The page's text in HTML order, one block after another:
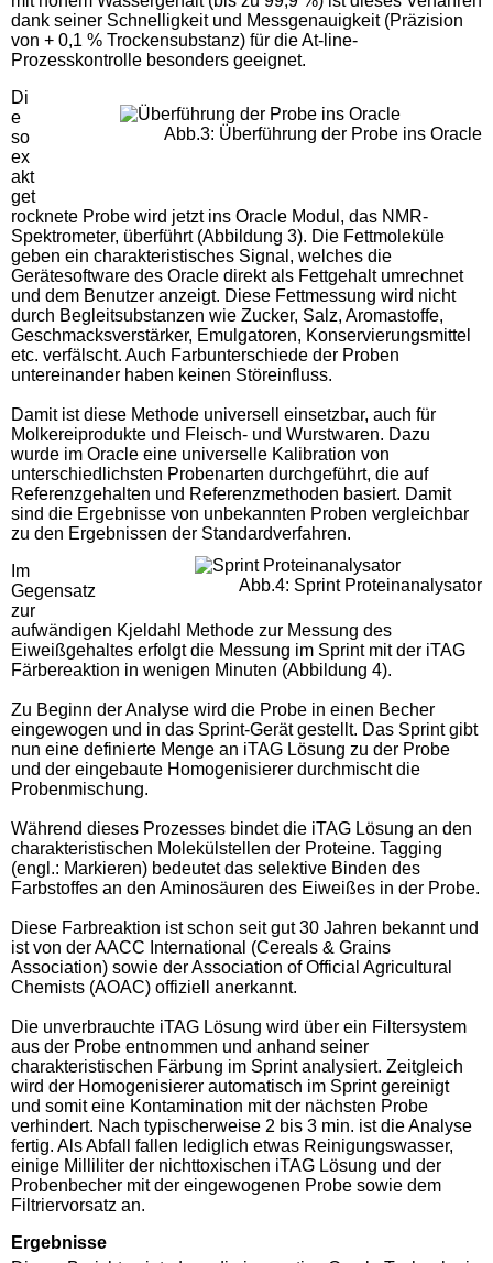
dank seiner Schnelligkeit und Messgenauigkeit (Präzision
von + 0,1 % Trockensubstanz) für die At-line-
Prozesskontrolle besonders geeignet.
Abb.3: Überführung der Probe ins Oracle
Di
e
so
ex
akt
get
rocknete Probe wird jetzt ins Oracle Modul, das NMR-
Spektrometer, überführt (Abbildung 3). Die Fettmoleküle
geben ein charakteristisches Signal, welches die
Gerätesoftware des Oracle direkt als Fettgehalt umrechnet
und dem Benutzer anzeigt. Diese Fettmessung wird nicht
durch Begleitsubstanzen wie Zucker, Salz, Aromastoffe,
Geschmacksverstärker, Emulgatoren, Konservierungsmittel
etc. verfälscht. Auch Farbunterschiede der Proben
untereinander haben keinen Störeinfluss.
Damit ist diese Methode universell einsetzbar, auch für
Molkereiprodukte und Fleisch- und Wurstwaren. Dazu
wurde im Oracle eine universelle Kalibration von
unterschiedlichsten Probenarten durchgeführt, die auf
Referenzgehalten und Referenzmethoden basiert. Damit
sind die Ergebnisse von unbekannten Proben vergleichbar
zu den Ergebnissen der Standardverfahren.
Abb.4: Sprint Proteinanalysator
Im
Gegensatz
zur
aufwändigen Kjeldahl Methode zur Messung des
Eiweißgehaltes erfolgt die Messung im Sprint mit der iTAG
Färbereaktion in wenigen Minuten (Abbildung 4).
Zu Beginn der Analyse wird die Probe in einen Becher
eingewogen und in das Sprint-Gerät gestellt. Das Sprint gibt
nun eine definierte Menge an iTAG Lösung zu der Probe
und der eingebaute Homogenisierer durchmischt die
Probenmischung.
Während dieses Prozesses bindet die iTAG Lösung an den
charakteristischen Molekülstellen der Proteine. Tagging
(engl.: Markieren) bedeutet das selektive Binden des
Farbstoffes an den Aminosäuren des Eiweißes in der Probe.
Diese Farbreaktion ist schon seit gut 30 Jahren bekannt und
ist von der AACC International (Cereals & Grains
Association) sowie der Association of Official Agricultural
Chemists (AOAC) offiziell anerkannt.
Die unverbrauchte iTAG Lösung wird über ein Filtersystem
aus der Probe entnommen und anhand seiner
charakteristischen Färbung im Sprint analysiert. Zeitgleich
wird der Homogenisierer automatisch im Sprint gereinigt
und somit eine Kontamination mit der nächsten Probe
verhindert. Nach typischerweise 2 bis 3 min. ist die Analyse
fertig. Als Abfall fallen lediglich etwas Reinigungswasser,
einige Milliliter der nichttoxischen iTAG Lösung und der
Probenbecher mit der eingewogenen Probe sowie dem
Filtriervorsatz an.
Ergebnisse